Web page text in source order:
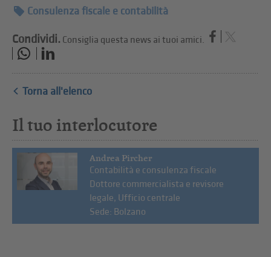
Consulenza fiscale e contabilità
Condividi. Consiglia questa news ai tuoi amici.
Torna all'elenco
Il tuo interlocutore
Andrea Pircher
Contabilità e consulenza fiscale
Dottore commercialista e revisore
legale, Ufficio centrale
Sede: Bolzano